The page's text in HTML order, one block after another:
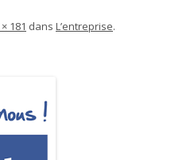
181 dans L’entreprise.